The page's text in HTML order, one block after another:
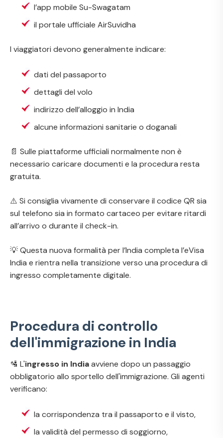
l’app mobile Su-Swagatam
il portale ufficiale AirSuvidha
I viaggiatori devono generalmente indicare:
dati del passaporto
dettagli del volo
indirizzo dell’alloggio in India
alcune informazioni sanitarie o doganali
📄 Sulle piattaforme ufficiali normalmente non è
necessario caricare documenti e la procedura resta
gratuita.
⚠️ Si consiglia vivamente di conservare il codice QR sia
sul telefono sia in formato cartaceo per evitare ritardi
all’arrivo o durante il check-in.
💡 Questa nuova formalità per l’India completa l’eVisa
India e rientra nella transizione verso una procedura di
ingresso completamente digitale.
Procedura di controllo
dell'immigrazione in India
🛂 L'ingresso in Indiaavviene dopo un passaggio
obbligatorio allo sportello dell'immigrazione. Gli agenti
verificano:
la corrispondenza tra il passaporto e il visto,
la validità del permesso di soggiorno,